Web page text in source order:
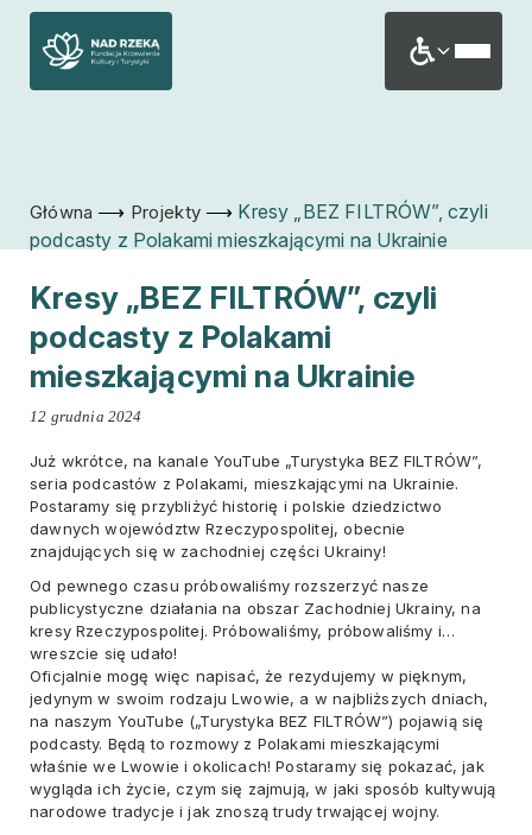
Główna ⟶ Projekty ⟶ Kresy „BEZ FILTRÓW”, czyli
podcasty z Polakami mieszkającymi na Ukrainie
Kresy „BEZ FILTRÓW”, czyli
podcasty z Polakami
mieszkającymi na Ukrainie
12 grudnia 2024
Już wkrótce, na kanale YouTube „Turystyka BEZ FILTRÓW”,
seria podcastów z Polakami, mieszkającymi na Ukrainie.
Postaramy się przybliżyć historię i polskie dziedzictwo
dawnych województw Rzeczypospolitej, obecnie
znajdujących się w zachodniej części Ukrainy!
Od pewnego czasu próbowaliśmy rozszerzyć nasze
publicystyczne działania na obszar Zachodniej Ukrainy, na
kresy Rzeczypospolitej. Próbowaliśmy, próbowaliśmy i…
wreszcie się udało!
Oficjalnie mogę więc napisać, że rezydujemy w pięknym,
jedynym w swoim rodzaju Lwowie, a w najbliższych dniach,
na naszym YouTube („Turystyka BEZ FILTRÓW”) pojawią się
podcasty. Będą to rozmowy z Polakami mieszkającymi
właśnie we Lwowie i okolicach! Postaramy się pokazać, jak
wygląda ich życie, czym się zajmują, w jaki sposób kultywują
narodowe tradycje i jak znoszą trudy trwającej wojny.